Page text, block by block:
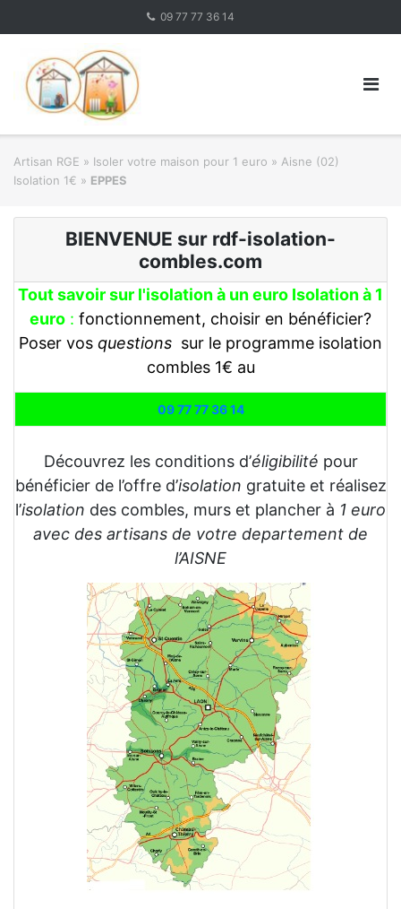
09 77 77 36 14
Artisan RGE » Isoler votre maison pour 1 euro » Aisne (02)
Isolation 1€ » EPPES
BIENVENUE sur rdf-isolation-
combles.com
Tout savoir sur l'isolation à un euro Isolation à 1
euro : fonctionnement, choisir en bénéficier?
Poser vos questions sur le programme isolation
combles 1€ au
09 77 77 36 14
Découvrez les conditions d’éligibilité pour
bénéficier de l’offre d’isolation gratuite et réalisez
l’isolation des combles, murs et plancher à 1 euro
avec des artisans de votre departement de
l’AISNE